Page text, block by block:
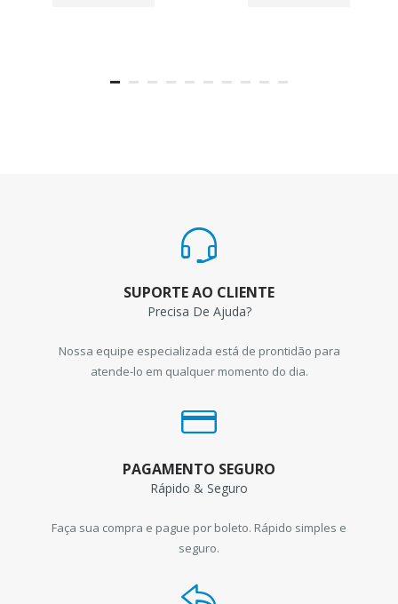
SUPORTE AO CLIENTE
Precisa De Ajuda?
Nossa equipe especializada está de prontidão para
atende-lo em qualquer momento do dia.
PAGAMENTO SEGURO
Rápido & Seguro
Faça sua compra e pague por boleto. Rápido simples e
seguro.